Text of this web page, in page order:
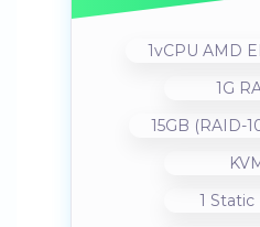
1vCPU AMD
1G
15GB (RAID-
1 Static